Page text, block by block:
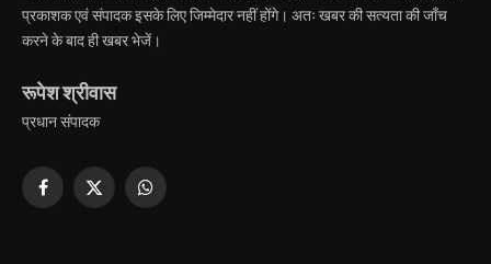
प्रकाशक एवं संपादक इसके लिए जिम्मेदार नहीं होंगे। अतः खबर की सत्यता की जाँच
करने के बाद ही खबर भेजें।
रूपेश श्रीवास
प्रधान संपादक
Facebook
X
WhatsApp